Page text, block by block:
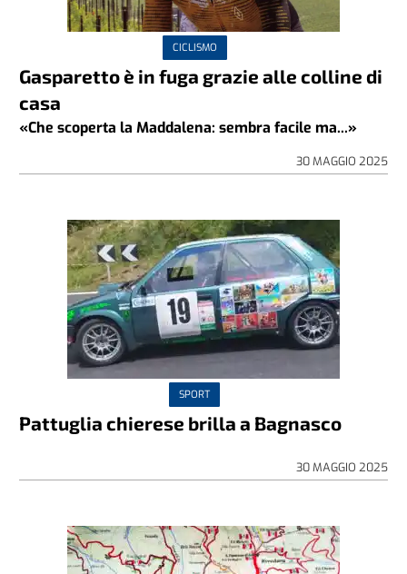
CICLISMO
Gasparetto è in fuga grazie alle colline di
casa
«Che scoperta la Maddalena: sembra facile ma...»
30 MAGGIO 2025
SPORT
Pattuglia chierese brilla a Bagnasco
30 MAGGIO 2025